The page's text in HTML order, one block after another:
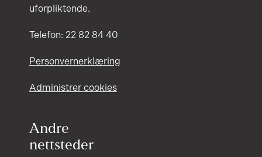
uforpliktende.
Telefon: 22 82 84 40
Personvernerklæring
Administrer cookies
Andre
nettsteder